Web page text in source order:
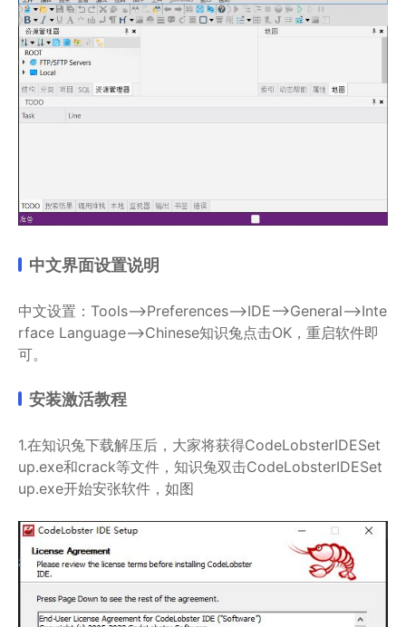
中文界面设置说明
中文设置：Tools–>Preferences–>IDE–>General–>Inte
rface Language–>Chinese知识兔点击OK，重启软件即
可。
安装激活教程
1.在知识兔下载解压后，大家将获得CodeLobsterIDESet
up.exe和crack等文件，知识兔双击CodeLobsterIDESet
up.exe开始安张软件，如图